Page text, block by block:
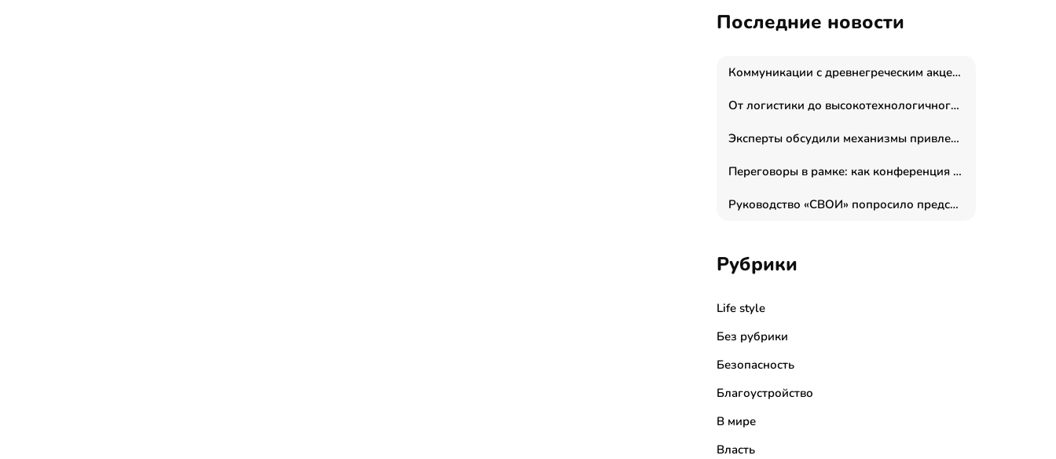
Последние новости
Коммуникации с древнегреческим акцентом: медиаменеджер и журналист Владимир Дергачев запустил коммуникационное агентство «Сократ 2.0»
От логистики до высокотехнологичного производства: как основатель “гагаринга” выстраивает экосистему безопасности и гражданских БПЛА
Эксперты обсудили механизмы привлечения молодых специалистов в промышленные города
Переговоры в рамке: как конференция «Бизнес как искусство» переформатирует деловой этикет в стенах ТПП РФ
Руководство «СВОИ» попросило председателя СКР дать правовую оценку обысков в тыловом штабе
Рубрики
Life style
Без рубрики
Безопасность
Благоустройство
В мире
Власть